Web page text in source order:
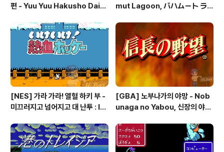
편 - Yuu Yuu Hakusho Dai-3
☆遊☆白書 第3弾 魔界の扉編
mut Lagoon, バハムート ラ
[NES] 가라 가라! 열혈 하키 부 -
미끄러지고 넘어지고 대 난투 : Ik
- Subette Koronde Dai Ran
tou, いけいけ熱血ホッケー部
[GBA] 노부나가의 야망 - Nob
unaga no Yabou, 신장의 야망